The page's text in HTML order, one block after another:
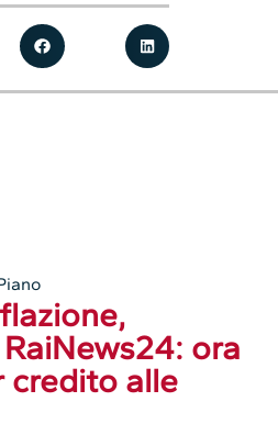
ora
credito alle